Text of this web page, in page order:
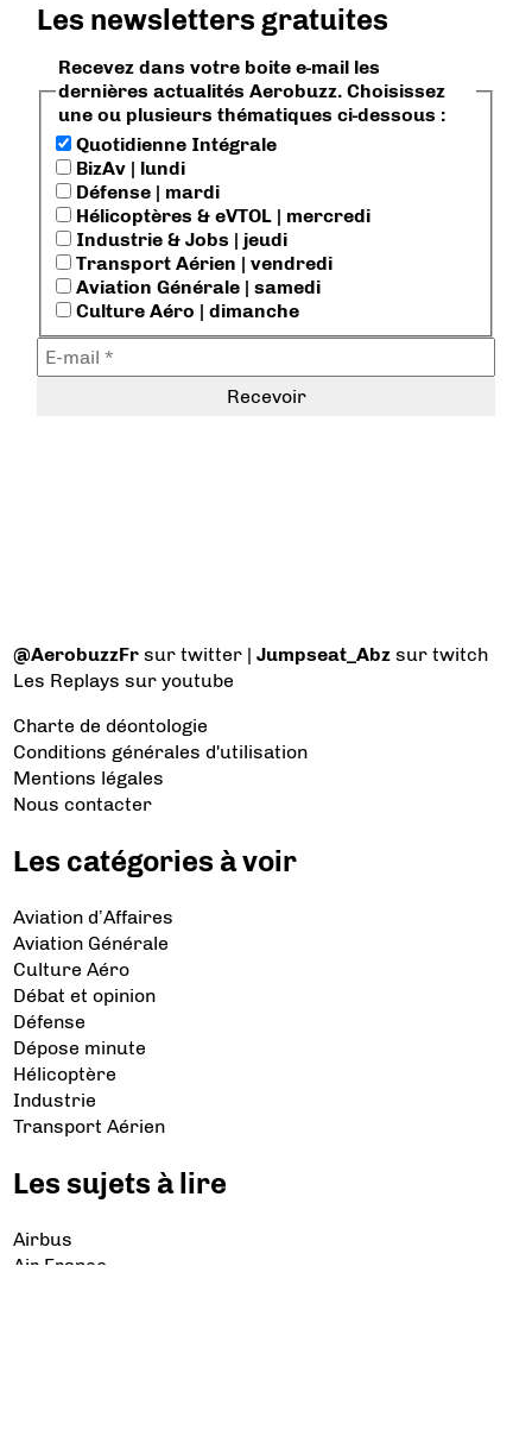
Les newsletters gratuites
Recevez dans votre boite e-mail les
dernières actualités Aerobuzz. Choisissez
une ou plusieurs thématiques ci-dessous :
Quotidienne Intégrale
BizAv | lundi
Défense | mardi
Hélicoptères & eVTOL | mercredi
Industrie & Jobs | jeudi
Transport Aérien | vendredi
Aviation Générale | samedi
Culture Aéro | dimanche
@AerobuzzFr sur twitter |Jumpseat_Abz sur twitch
Les Replays sur youtube
Charte de déontologie
Conditions générales d'utilisation
Mentions légales
Nous contacter
Les catégories à voir
Aviation d’Affaires
Aviation Générale
Culture Aéro
Débat et opinion
Défense
Dépose minute
Hélicoptère
Industrie
Transport Aérien
Les sujets à lire
Airbus
Air France